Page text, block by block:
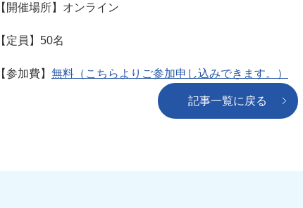
【開催場所】オンライン
【定員】50名
【参加費】 無料（こちらよりご参加申し込みできます。）
記事一覧に戻る